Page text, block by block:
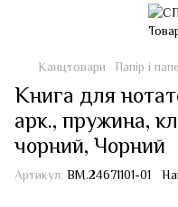
Канцтовари Папір і
Книга для
арк., пружина,
чорний, Чорний
Артикул: BM.24671101-01